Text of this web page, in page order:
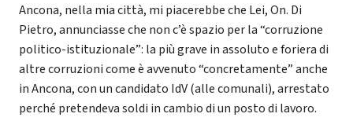
Ancona, nella mia città, mi piacerebbe che Lei, On. Di
Pietro, annunciasse che non c’è spazio per la “corruzione
politico-istituzionale”: la più grave in assoluto e foriera di
altre corruzioni come è avvenuto “concretamente” anche
in Ancona, con un candidato IdV (alle comunali), arrestato
perché pretendeva soldi in cambio di un posto di lavoro.